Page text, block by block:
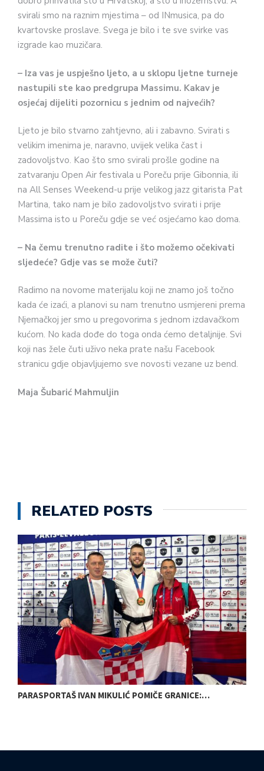
svirali smo na raznim mjestima – od INmusica, pa do
kvartovske proslave. Svega je bilo i te sve svirke vas
izgrade kao muzičara.
– Iza vas je uspješno ljeto, a u sklopu ljetne turneje
nastupili ste kao predgrupa Massimu. Kakav je
osjećaj dijeliti pozornicu s jednim od najvećih?
Ljeto je bilo stvarno zahtjevno, ali i zabavno. Svirati s
velikim imenima je, naravno, uvijek velika čast i
zadovoljstvo. Kao što smo svirali prošle godine na
zatvaranju Open Air festivala u Poreču prije Gibonnia, ili
na All Senses Weekend-u prije velikog jazz gitarista Pat
Martina, tako nam je bilo zadovoljstvo svirati i prije
Massima isto u Poreču gdje se već osjećamo kao doma.
– Na čemu trenutno radite i što možemo očekivati
sljedeće? Gdje vas se može čuti?
Radimo na novome materijalu koji ne znamo još točno
kada će izaći, a planovi su nam trenutno usmjereni prema
Njemačkoj jer smo u pregovorima s jednom izdavačkom
kućom. No kada dođe do toga onda ćemo detaljnije. Svi
koji nas žele čuti uživo neka prate našu Facebook
stranicu gdje objavljujemo sve novosti vezane uz bend.
Maja Šubarić Mahmuljin
RELATED POSTS
PARASPORTAŠ IVAN MIKULIĆ POMIČE GRANICE:…